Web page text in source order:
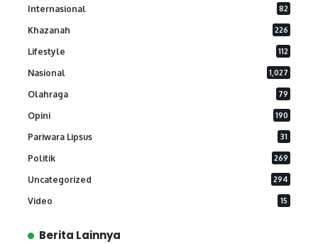
Internasional 82
Khazanah 226
Lifestyle 112
Nasional 1,027
Olahraga 79
Opini 190
Pariwara Lipsus 31
Politik 269
Uncategorized 294
Video 15
Berita Lainnya